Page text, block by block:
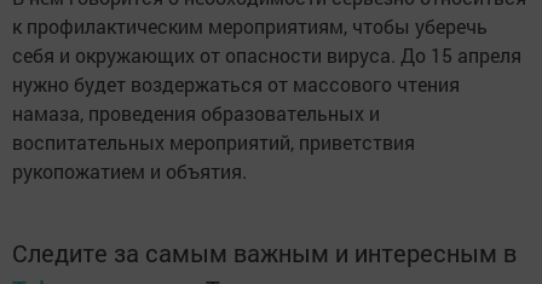
к профилактическим мероприятиям, чтобы уберечь
себя и окружающих от опасности вируса. До 15 апреля
нужно будет воздержаться от массового чтения
намаза, проведения образовательных и
воспитательных мероприятий, приветствия
рукопожатием и объятия.
Следите за самым важным и интересным в